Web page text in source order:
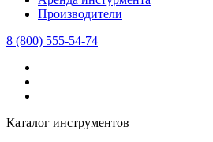
Производители
8 (800) 555-54-74
Каталог инструментов